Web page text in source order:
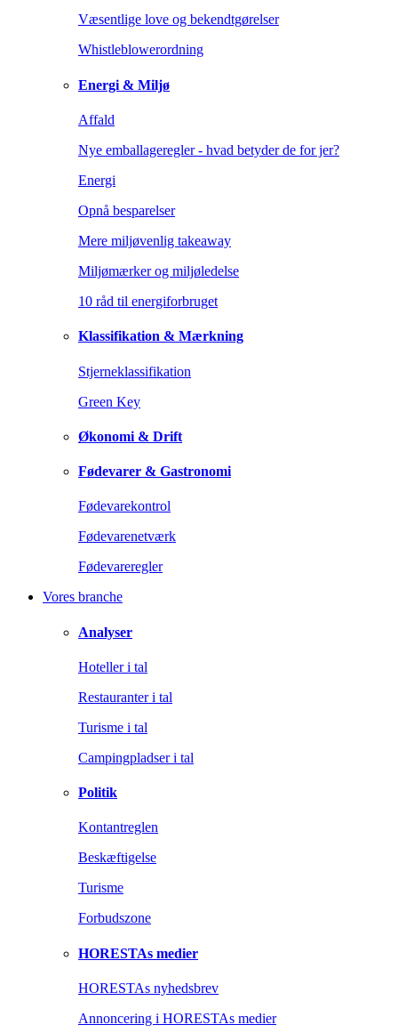
Væsentlige love og bekendtgørelser
Whistleblowerordning
Energi & Miljø
Affald
Nye emballageregler - hvad betyder de for jer?
Energi
Opnå besparelser
Mere miljøvenlig takeaway
Miljømærker og miljøledelse
10 råd til energiforbruget
Klassifikation & Mærkning
Stjerneklassifikation
Green Key
Økonomi & Drift
Fødevarer & Gastronomi
Fødevarekontrol
Fødevarenetværk
Fødevareregler
Vores branche
Analyser
Hoteller i tal
Restauranter i tal
Turisme i tal
Campingpladser i tal
Politik
Kontantreglen
Beskæftigelse
Turisme
Forbudszone
HORESTAs medier
HORESTAs nyhedsbrev
Annoncering i HORESTAs medier